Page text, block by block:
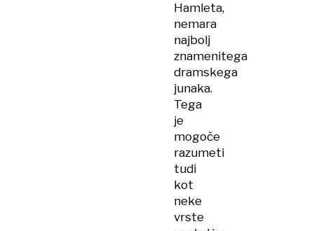
Hamleta,
nemara
najbolj
znamenitega
dramskega
junaka.
Tega
je
mogoče
razumeti
tudi
kot
neke
vrste